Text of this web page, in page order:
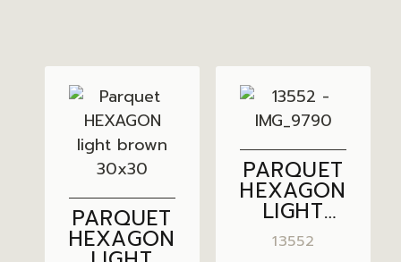
PARQUET
HEXAGON
PARQUET
HEXAGON
LIGHT
GREY
30×30
13552